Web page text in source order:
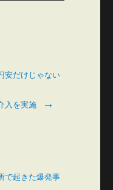
安だけじゃない
介入を実施 →
で起きた爆発事